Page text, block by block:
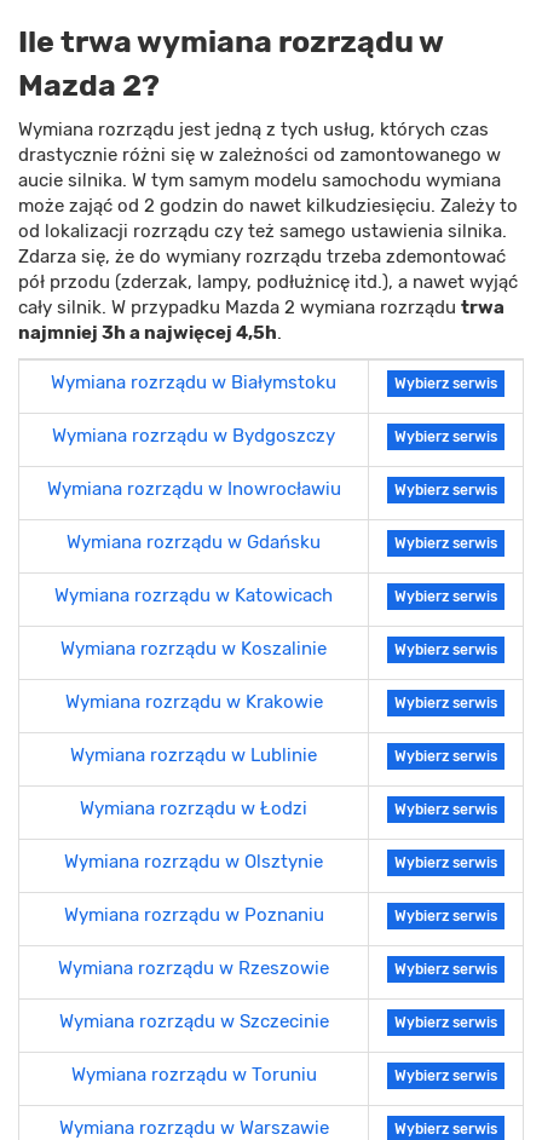
Ile trwa wymiana rozrządu w
Mazda 2?
Wymiana rozrządu jest jedną z tych usług, których czas
drastycznie różni się w zależności od zamontowanego w
aucie silnika. W tym samym modelu samochodu wymiana
może zająć od 2 godzin do nawet kilkudziesięciu. Zależy to
od lokalizacji rozrządu czy też samego ustawienia silnika.
Zdarza się, że do wymiany rozrządu trzeba zdemontować
pół przodu (zderzak, lampy, podłużnicę itd.), a nawet wyjąć
cały silnik. W przypadku Mazda 2 wymiana rozrządu trwa
najmniej 3h a najwięcej 4,5h.
Wymiana rozrządu w Białymstoku Wybierz serwis
Wymiana rozrządu w Bydgoszczy Wybierz serwis
Wymiana rozrządu w Inowrocławiu Wybierz serwis
Wymiana rozrządu w Gdańsku Wybierz serwis
Wymiana rozrządu w Katowicach Wybierz serwis
Wymiana rozrządu w Koszalinie Wybierz serwis
Wymiana rozrządu w Krakowie Wybierz serwis
Wymiana rozrządu w Lublinie Wybierz serwis
Wymiana rozrządu w Łodzi Wybierz serwis
Wymiana rozrządu w Olsztynie Wybierz serwis
Wymiana rozrządu w Poznaniu Wybierz serwis
Wymiana rozrządu w Rzeszowie Wybierz serwis
Wymiana rozrządu w Szczecinie Wybierz serwis
Wymiana rozrządu w Toruniu Wybierz serwis
Wymiana rozrządu w Warszawie Wybierz serwis